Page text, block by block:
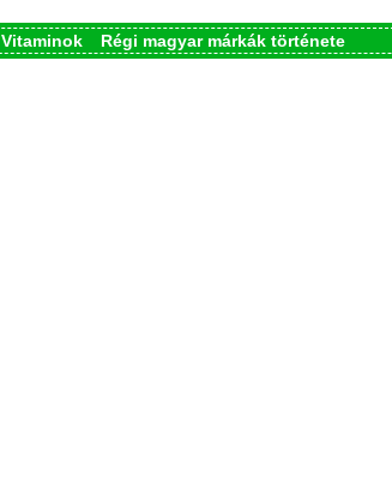
Vitaminok
Régi magyar márkák története